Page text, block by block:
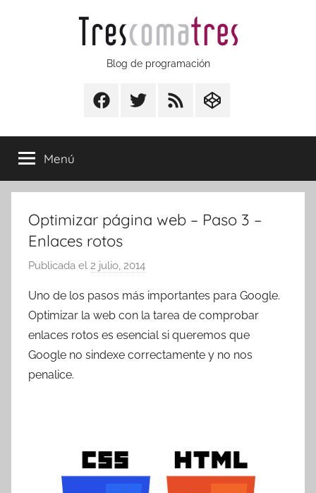
Trescomatres
Blog de programación
FacebookTwitter RSS CodepenIO
Menú
Optimizar página web – Paso 3 –
Enlaces rotos
Publicada el 2 julio, 2014
r
T
r
e
Uno de los pasos más importantes para Google.
Optimizar la web con la tarea de comprobar
enlaces rotos es esencial si queremos que
Google no sindexe correctamente y no nos
penalice.